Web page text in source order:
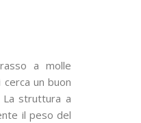
a molle
un buon
La struttura a
il peso del